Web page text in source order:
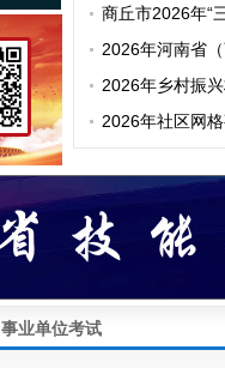
员名单
商丘市2026年“
通知
2026年河南省
考面试公告
2026年乡村振
人员公示
2026年社区网
事业单位考试